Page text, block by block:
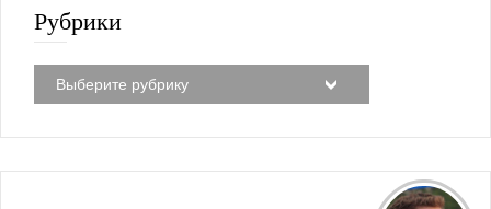
Рубрики